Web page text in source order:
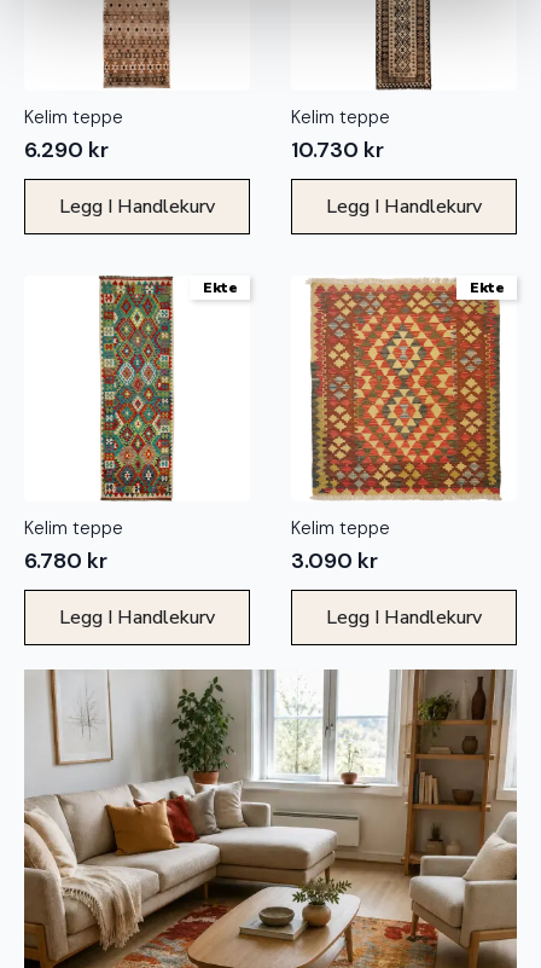
Kelim teppe
6.290 kr
Legg I Handlekurv
Kelim teppe
10.730 kr
Legg I Handlekurv
Ekte
Kelim teppe
6.780 kr
Legg I Handlekurv
Ekte
Kelim teppe
3.090 kr
Legg I Handlekurv